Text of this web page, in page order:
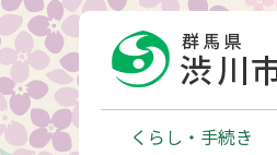
くらし・手続き